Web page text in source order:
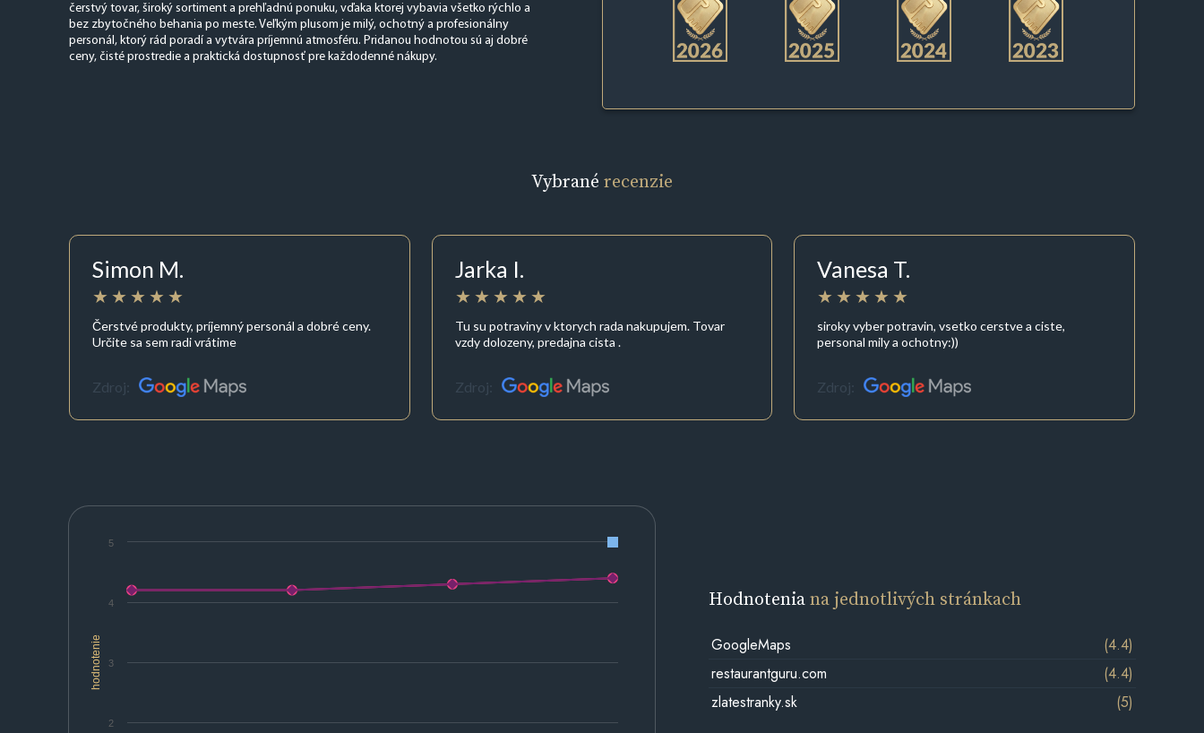
čerstvý tovar, široký sortiment a prehľadnú ponuku, vďaka ktorej vybavia všetko rýchlo a
bez zbytočného behania po meste. Veľkým plusom je milý, ochotný a profesionálny
personál, ktorý rád poradí a vytvára príjemnú atmosféru. Pridanou hodnotou sú aj dobré
ceny, čisté prostredie a praktická dostupnosť pre každodenné nákupy.
Vybrané recenzie
Simon M.
Čerstvé produkty, príjemný personál a dobré ceny.
Určite sa sem radi vrátime
Zdroj:
Jarka I.
Tu su potraviny v ktorych rada nakupujem. Tovar
vzdy dolozeny, predajna cista .
Zdroj:
Vanesa T.
siroky vyber potravin, vsetko cerstve a ciste,
personal mily a ochotny:))
Zdroj:
hodnotenie
2
3
4
5
Hodnoteniana jednotlivých stránkach
GoogleMaps
(4.4)
restaurantguru.com
(4.4)
zlatestranky.sk
(5)